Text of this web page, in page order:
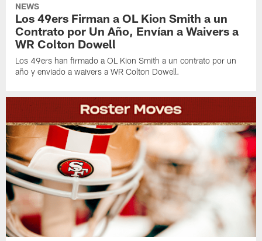
NEWS
Los 49ers Firman a OL Kion Smith a un
Contrato por Un Año, Envían a Waivers a
WR Colton Dowell
Los 49ers han firmado a OL Kion Smith a un contrato por un
año y enviado a waivers a WR Colton Dowell.